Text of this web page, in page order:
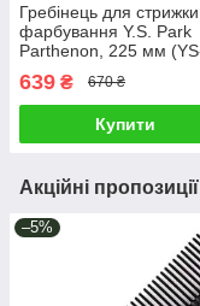
Гребінець для
фарбування Y.S. Park
Parthenon, 225 мм
639 ₴ 670 ₴
Купити
Акційні
–5%